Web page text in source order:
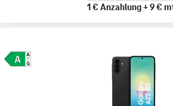
1 € Anzahlung+9 €